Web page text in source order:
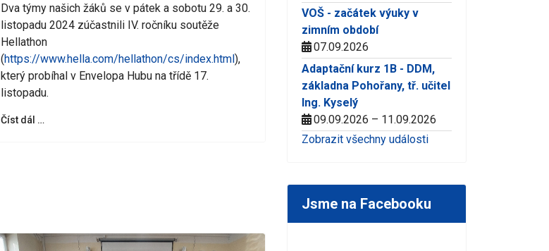
Dva týmy našich žáků se v pátek a sobotu 29. a 30.
listopadu 2024 zúčastnili IV. ročníku soutěže
Hellathon
(https://www.hella.com/hellathon/cs/index.html),
který probíhal v Envelopa Hubu na třídě 17.
listopadu.
Číst dál …
VOŠ - začátek výuky v
zimním období
07.09.2026
Adaptační kurz 1B - DDM,
základna Pohořany, tř. učitel
Ing. Kyselý
09.09.2026 – 11.09.2026
Zobrazit všechny události
Jsme na Facebooku